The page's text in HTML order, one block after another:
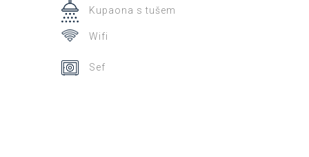
Kupaona s tušem
Wifi
Sef